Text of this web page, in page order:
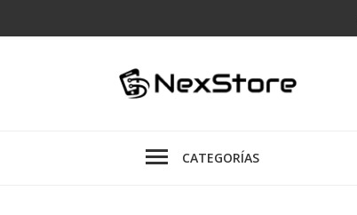
CATEGORÍAS